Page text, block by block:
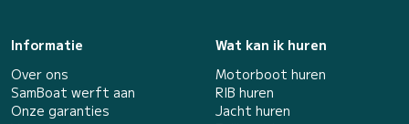
Informatie
Over ons
SamBoat werft aan
Onze garanties
Wat kan ik huren
Motorboot huren
RIB huren
Jacht huren